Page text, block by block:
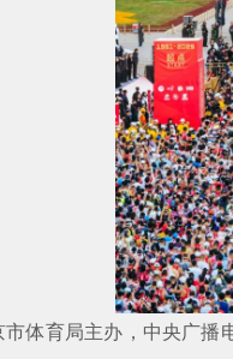
体育局主办，中央广